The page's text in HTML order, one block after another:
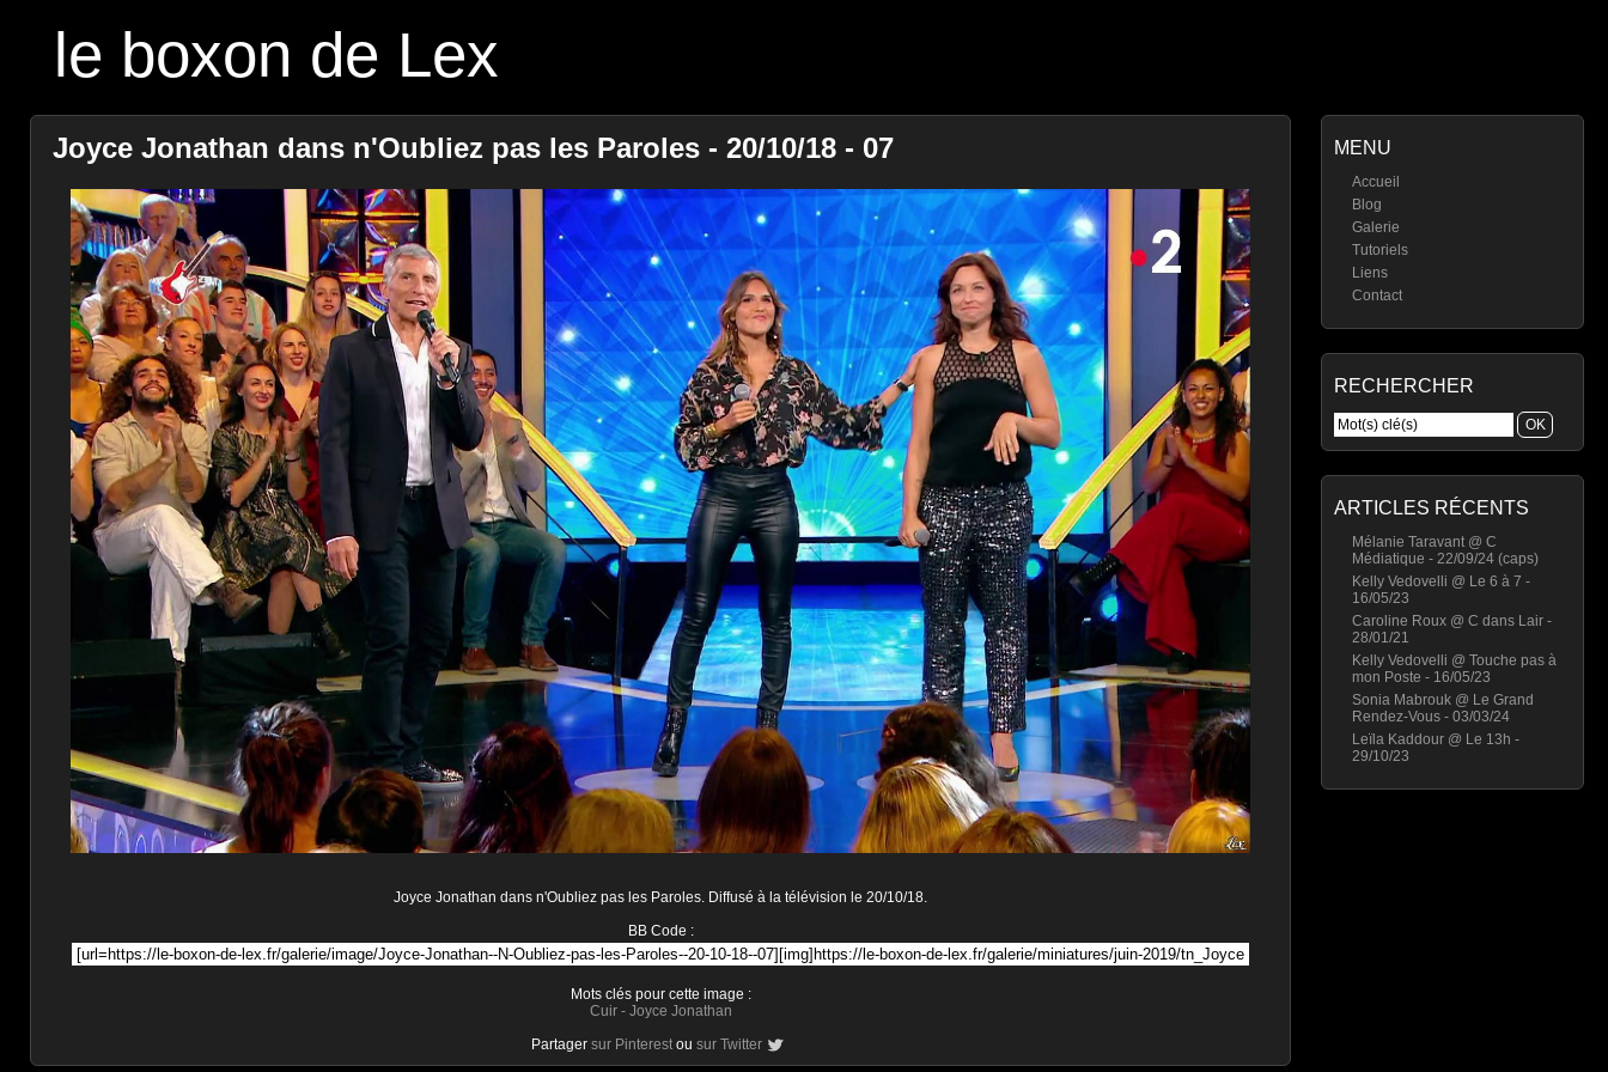
le boxon de Lex
MENU
Accueil
Blog
Galerie
Tutoriels
Liens
Contact
RECHERCHER
ARTICLES RÉCENTS
Mélanie Taravant @ C
Médiatique - 22/09/24 (caps)
Kelly Vedovelli @ Le 6 à 7 -
16/05/23
Caroline Roux @ C dans Lair -
28/01/21
Kelly Vedovelli @ Touche pas à
mon Poste - 16/05/23
Sonia Mabrouk @ Le Grand
Rendez-Vous - 03/03/24
Leïla Kaddour @ Le 13h -
29/10/23
Joyce Jonathan dans n'Oubliez pas les Paroles - 20/10/18 - 07
Joyce Jonathan dans n'Oubliez pas les Paroles. Diffusé à la télévision le 20/10/18.
BB Code :
Mots clés pour cette image :
Cuir- Joyce Jonathan
Partager sur Pinterest ou sur Twitter